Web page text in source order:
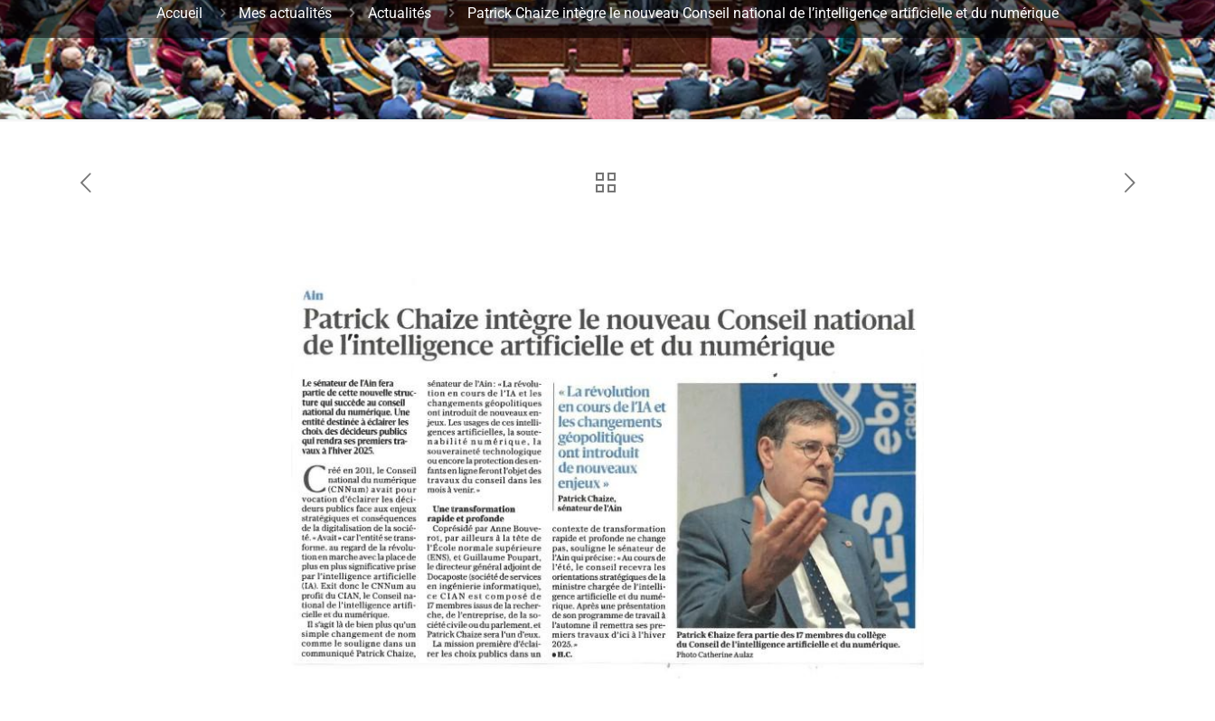
Accueil Mes actualités Actualités Patrick Chaize intègre le nouveau Conseil national de l’intelligence artificielle et du numérique